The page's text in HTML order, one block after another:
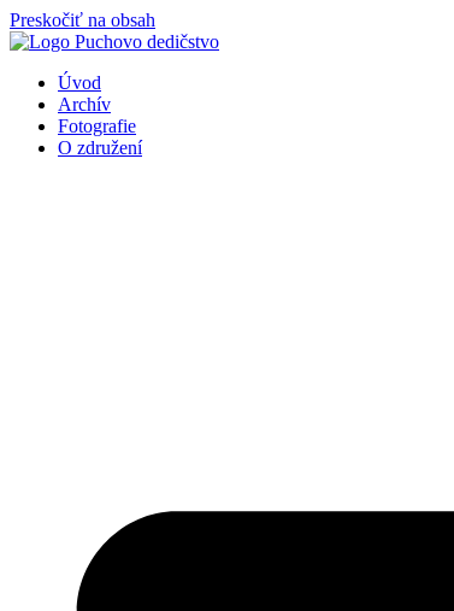
Preskočiť na obsah
Úvod
Archív
Fotografie
O združení